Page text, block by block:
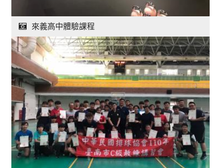
來義高中體驗課程